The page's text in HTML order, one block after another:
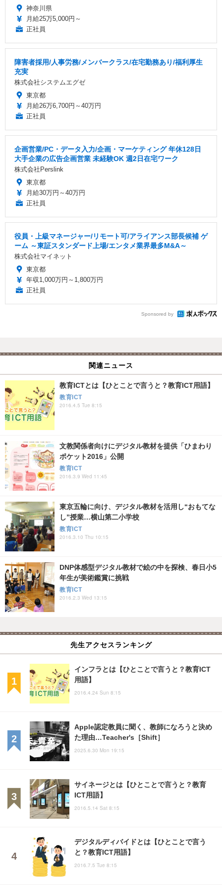
神奈川県
月給25万5,000円～
正社員
障害者採用/人事労務/メンバークラス/在宅勤務あり/福利厚生
充実
株式会社システムエグゼ
東京都
月給26万6,700円～40万円
正社員
企画営業/PC・データ入力/企画・マーケティング 年休128日
大手企業の広告企画営業 未経験OK 週2日在宅ワーク
株式会社Perslink
東京都
月給30万円～40万円
正社員
役員・上級マネージャー/リモート可/アライアンス部長候補 ゲ
ーム ～東証スタンダード上場/エンタメ業界最多M&A～
株式会社マイネット
東京都
年収1,000万円～1,800万円
正社員
Sponsored by
関連ニュース
教育ICTとは【ひとことで言うと？教育ICT用語】
教育ICT
2016.4.5 Tue 8:15
文教関係者向けにデジタル教材を提供「ひまわり
ポケット2016」公開
教育ICT
2016.3.9 Wed 11:45
東京五輪に向け、デジタル教材を活用し“おもてな
し”授業…横山第二小学校
教育ICT
2016.3.10 Thu 10:15
DNP体感型デジタル教材で絵の中を探検、春日小5
年生が美術鑑賞に挑戦
教育ICT
2016.2.3 Wed 13:15
先生アクセスランキング
インフラとは【ひとことで言うと？教育ICT
用語】
2016.4.24 Sun 8:15
Apple認定教員に聞く、教師になろうと決め
た理由…Teacher's［Shift］
2025.6.30 Mon 19:15
サイネージとは【ひとことで言うと？教育
ICT用語】
2016.5.14 Sat 8:15
デジタルディバイドとは【ひとことで言う
と？教育ICT用語】
2016.7.5 Tue 8:15